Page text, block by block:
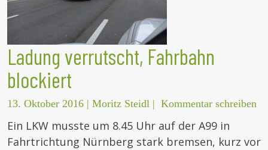
Ladung verrutscht, Fahrbahn
blockiert
13. Oktober 2016 | Moritz Steidl | Kommentar schreiben
Ein LKW musste um 8.45 Uhr auf der A99 in
Fahrtrichtung Nürnberg stark bremsen, kurz vor